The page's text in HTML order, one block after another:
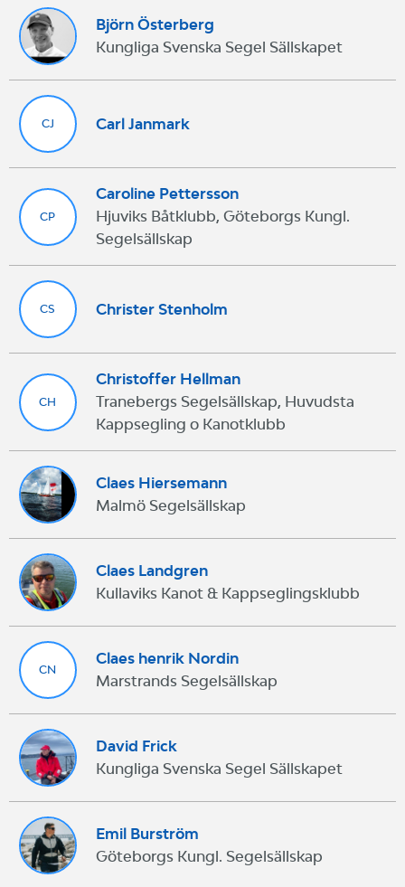
Björn Österberg
Kungliga Svenska Segel Sällskapet
CJ Carl Janmark
CP
Caroline Pettersson
Hjuviks Båtklubb, Göteborgs Kungl.
Segelsällskap
CS Christer Stenholm
CH
Christoffer Hellman
Tranebergs Segelsällskap, Huvudsta
Kappsegling o Kanotklubb
Claes Hiersemann
Malmö Segelsällskap
Claes Landgren
Kullaviks Kanot & Kappseglingsklubb
CN
Claes henrik Nordin
Marstrands Segelsällskap
David Frick
Kungliga Svenska Segel Sällskapet
Emil Burström
Göteborgs Kungl. Segelsällskap